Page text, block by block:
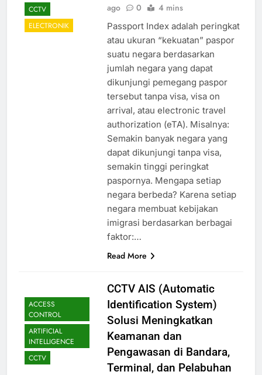
CCTV
ELECTRONIK
ago
0 4 mins
Passport Index adalah peringkat
atau ukuran “kekuatan” paspor
suatu negara berdasarkan
jumlah negara yang dapat
dikunjungi pemegang paspor
tersebut tanpa visa, visa on
arrival, atau electronic travel
authorization (eTA). Misalnya:
Semakin banyak negara yang
dapat dikunjungi tanpa visa,
semakin tinggi peringkat
paspornya. Mengapa setiap
negara berbeda? Karena setiap
negara membuat kebijakan
imigrasi berdasarkan berbagai
faktor:…
Read More
ACCESS
CONTROL
ARTIFICIAL
INTELLIGENCE
CCTV
CCTV AIS (Automatic
Identification System)
Solusi Meningkatkan
Keamanan dan
Pengawasan di Bandara,
Terminal, dan Pelabuhan